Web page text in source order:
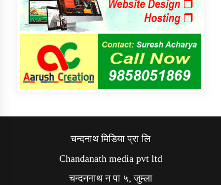
चन्दनाथ मिडिया प्रा लि
Chandanath media pvt ltd
चन्दननाथ न पा ५, जुम्ला